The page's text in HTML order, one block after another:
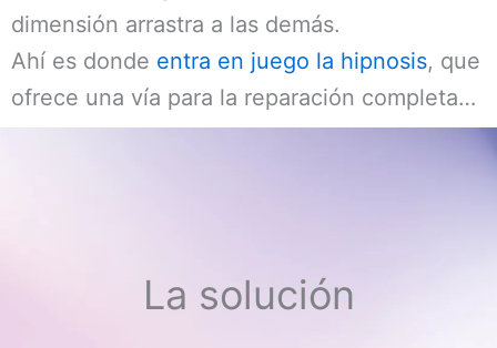
dimensión arrastra a las demás.
Ahí es donde entra en juego la hipnosis, que
ofrece una vía para la reparación completa…
La solución